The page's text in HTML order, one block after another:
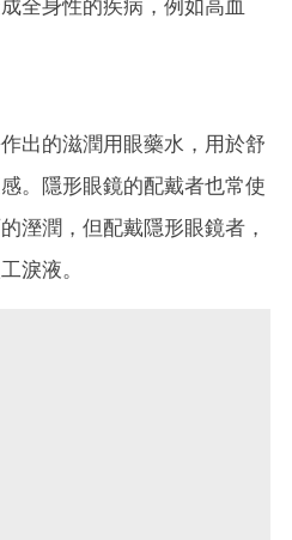
全身性的疾病，例如高血
出的滋潤用眼藥水，用於舒
。隱形眼鏡的配戴者也常使
溼潤，但配戴隱形眼鏡者，
淚液。